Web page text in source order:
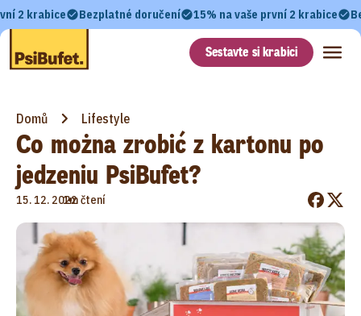
2 krabice Bezplatné doručení 15% na vaše první 2 krabice
Sestavte si krabici
Domů Lifestyle
Co można zrobić z kartonu po
jedzeniu PsiBufet?
15. 12. 2022
•
1m čtení